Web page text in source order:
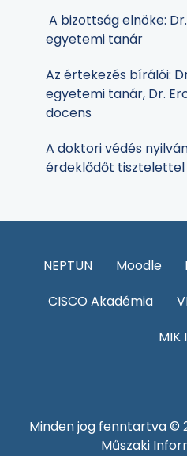
A bizottság elnöke:
egyetemi tanár
Az értekezés bírálói:
egyetemi tanár, Dr.
docens
A doktori védés
érdeklődőt tisztelettel
NEPTUN Moodle
CISCO Akadémia
MIK
Minden jog fenntartva ©
Műszaki